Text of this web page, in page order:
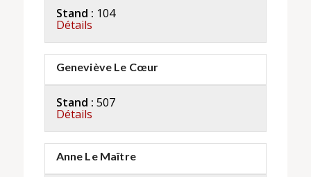
Stand : 104
Détails
Geneviève Le Cœur
Stand : 507
Détails
Anne Le Maître